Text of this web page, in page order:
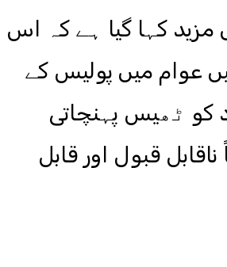
مزید کہا گیا ہے کہ اس
عوام میں پولیس کے
کو ٹھیس پہنچاتی
ناقابل قبول اور قابل